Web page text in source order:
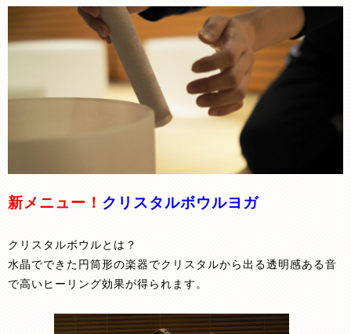
新メニュー！ クリスタルボウルヨガ
クリスタルボウルとは？
水晶でできた円筒形の楽器でクリスタルから出る透明感ある音
で高いヒーリング効果が得られます。